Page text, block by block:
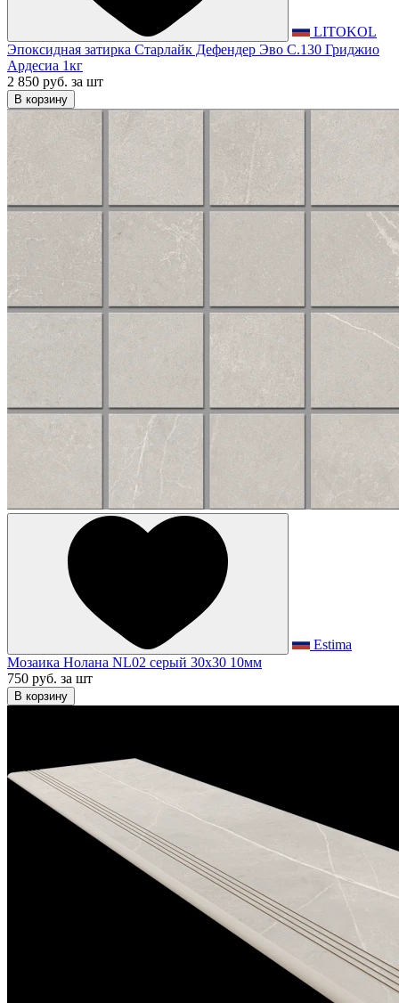
LITOKOL
Эпоксидная затирка Старлайк Дефендер Эво С.130 Гриджио
Ардесиа 1кг
2 850 руб. за шт
В корзину
Estima
Мозаика Нолана NL02 серый 30x30 10мм
750 руб. за шт
В корзину